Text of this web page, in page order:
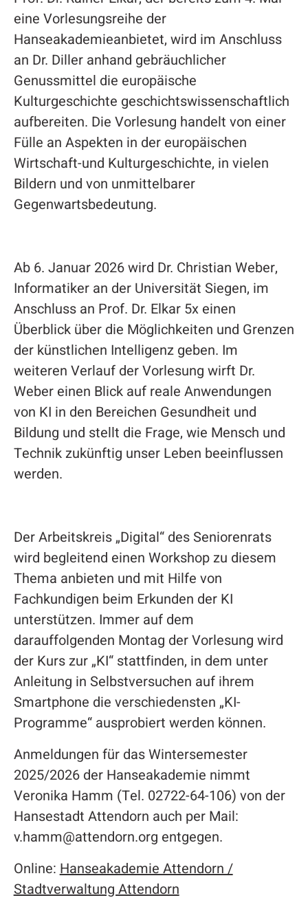
eine Vorlesungsreihe der
Hanseakademieanbietet, wird im Anschluss
an Dr. Diller anhand gebräuchlicher
Genussmittel die europäische
Kulturgeschichte geschichtswissenschaftlich
aufbereiten. Die Vorlesung handelt von einer
Fülle an Aspekten in der europäischen
Wirtschaft-und Kulturgeschichte, in vielen
Bildern und von unmittelbarer
Gegenwartsbedeutung.
Ab 6. Januar 2026 wird Dr. Christian Weber,
Informatiker an der Universität Siegen, im
Anschluss an Prof. Dr. Elkar 5x einen
Überblick über die Möglichkeiten und Grenzen
der künstlichen Intelligenz geben. Im
weiteren Verlauf der Vorlesung wirft Dr.
Weber einen Blick auf reale Anwendungen
von KI in den Bereichen Gesundheit und
Bildung und stellt die Frage, wie Mensch und
Technik zukünftig unser Leben beeinflussen
werden.
Der Arbeitskreis „Digital“ des Seniorenrats
wird begleitend einen Workshop zu diesem
Thema anbieten und mit Hilfe von
Fachkundigen beim Erkunden der KI
unterstützen. Immer auf dem
darauffolgenden Montag der Vorlesung wird
der Kurs zur „KI“ stattfinden, in dem unter
Anleitung in Selbstversuchen auf ihrem
Smartphone die verschiedensten „KI-
Programme“ ausprobiert werden können.
Anmeldungen für das Wintersemester
2025/2026 der Hanseakademie nimmt
Veronika Hamm (Tel. 02722-64-106) von der
Hansestadt Attendorn auch per Mail:
v.hamm@attendorn.org entgegen.
Online: Hanseakademie Attendorn /
Stadtverwaltung Attendorn